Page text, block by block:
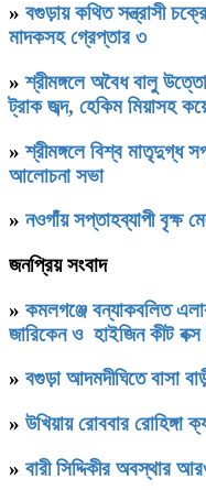
» বগুড়ায় কথিত সন্ত্রাসী
মাদকসহ গ্রেপ্তার ৩
»শ্রীমঙ্গলে অবৈধ বালু
ট্রাক জব্দ, হেকিম মিয়াসহ
»শ্রীমঙ্গলে বিশ্ব মাতৃদুগ্ধ
আলোচনা সভা
» নওগাঁয় সপ্তাহব্যাপী বৃক্ষ
জনপ্রিয় সংবাদ
» কমলগঞ্জে বন্যাকবলিত
জারিকেন ও হাইজিন কীট বক্স
» বগুড়া আদমদীঘিতে বাসা
» উখিয়ায় রোববার রোহিঙ্গা
» বারী সিদ্দিকীর অবস্থার